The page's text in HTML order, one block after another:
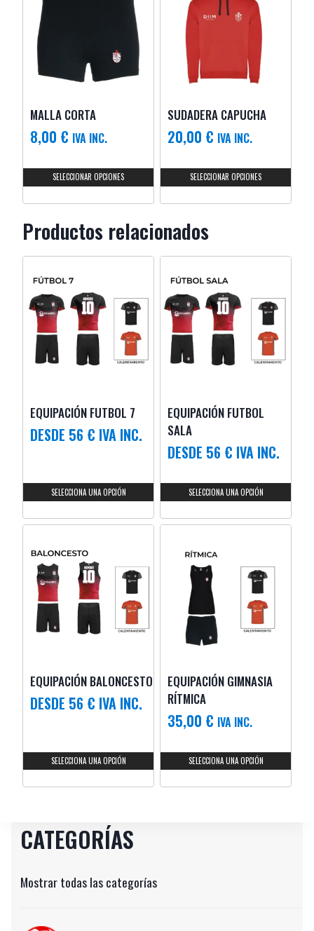
MALLA CORTA
8,00 € IVA INC.
SELECCIONAR OPCIONES
SUDADERA CAPUCHA
20,00 € IVA INC.
SELECCIONAR OPCIONES
Productos relacionados
EQUIPACIÓN FUTBOL 7
DESDE 56 € IVA INC.
SELECCIONA UNA OPCIÓN
EQUIPACIÓN FUTBOL
SALA
DESDE 56 € IVA INC.
SELECCIONA UNA OPCIÓN
EQUIPACIÓN BALONCESTO
DESDE 56 € IVA INC.
SELECCIONA UNA OPCIÓN
EQUIPACIÓN GIMNASIA
RÍTMICA
35,00 € IVA INC.
SELECCIONA UNA OPCIÓN
CATEGORÍAS
Mostrar todas las categorías